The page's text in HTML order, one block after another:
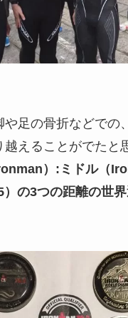
足の骨折などでの、
越えることがでたと
）:ミドル（
）の3つの距離の世